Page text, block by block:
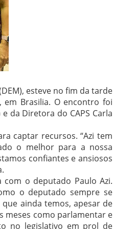
esteve no fim da tarde
em Brasilia. O encontro foi
da Diretora do CAPS Carla
captar recursos. “Azi tem
o melhor para a nossa
confiantes e ansiosos
o deputado Paulo Azi.
o deputado sempre se
ainda temos, apesar de
meses como parlamentar e
no legislativo em prol de